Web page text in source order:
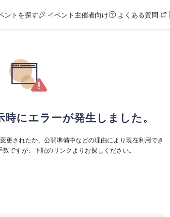
ントを探す イベント主催者向け よくある質問
にエラーが発生しました。
更されたか、公開準備中などの理由により現在利用でき
ですが、下記のリンクよりお探しください。